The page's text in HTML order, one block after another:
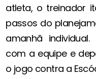
atleta, o treinador
passos do
amanhã
com a equipe e
o jogo contra a